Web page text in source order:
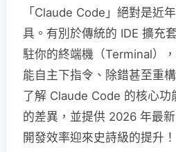
「Claude Code」絕對是近
具。有別於傳統的 IDE 擴充
駐你的終端機（Terminal）
能自主下指令、除錯甚至重
了解 Claude Code 的核心
的差異，並提供 2026 年最
開發效率迎來史詩級的提升！